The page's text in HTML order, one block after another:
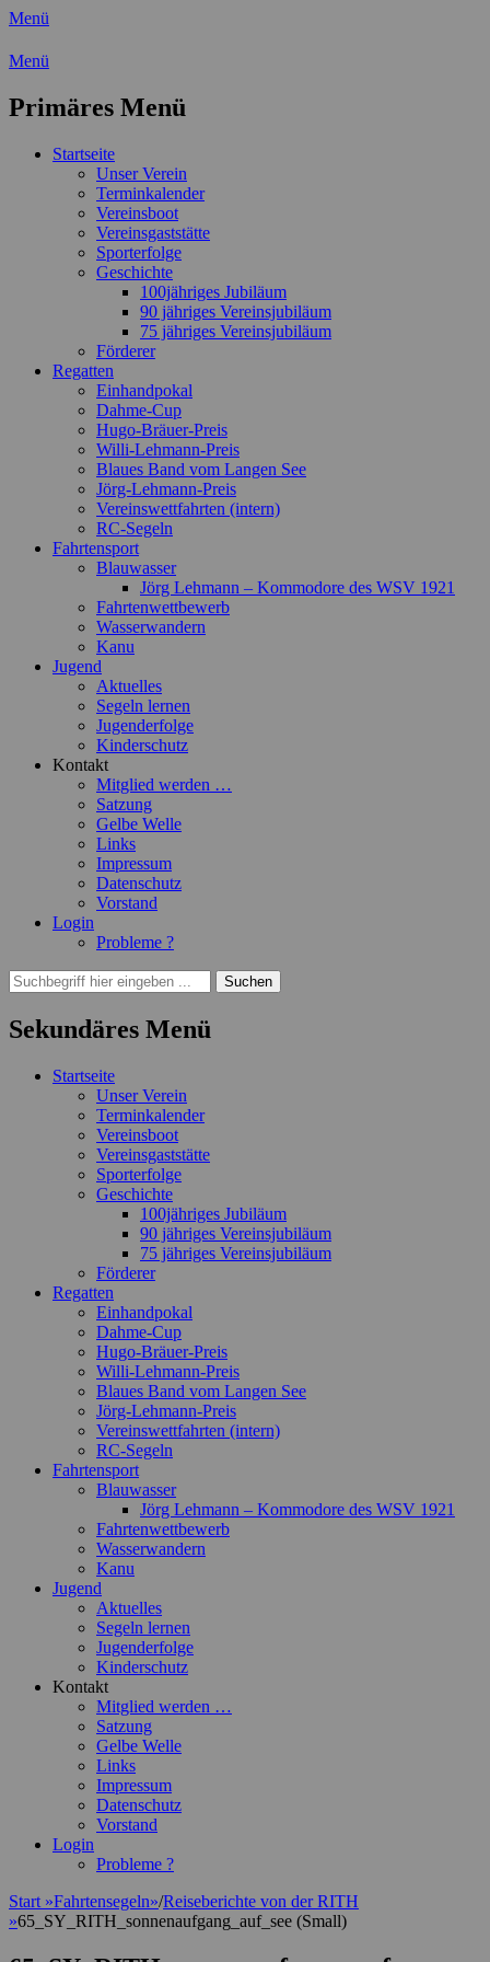
Menü
Wassersport-Verein 1921 e.V.
Freizeit mit der ganzen Familie
Menü
Primäres Menü
Zum
Startseite
Unser Verein
Terminkalender
Vereinsboot
Vereinsgaststätte
Sporterfolge
Geschichte
100jähriges Jubiläum
90 jähriges Vereinsjubiläum
75 jähriges Vereinsjubiläum
Förderer
Regatten
Einhandpokal
Dahme-Cup
Hugo-Bräuer-Preis
Willi-Lehmann-Preis
Blaues Band vom Langen See
Jörg-Lehmann-Preis
Vereinswettfahrten (intern)
RC-Segeln
Fahrtensport
Blauwasser
Jörg Lehmann – Kommodore des WSV 1921
Fahrtenwettbewerb
Wasserwandern
Kanu
Jugend
Aktuelles
Segeln lernen
Jugenderfolge
Kinderschutz
Kontakt
Mitglied werden …
Satzung
Gelbe Welle
Links
Impressum
Datenschutz
Vorstand
Login
Probleme ?
Suchen
Suchen
nach:
Sekundäres Menü
Zum
Startseite
Unser Verein
Terminkalender
Vereinsboot
Vereinsgaststätte
Sporterfolge
Geschichte
100jähriges Jubiläum
90 jähriges Vereinsjubiläum
75 jähriges Vereinsjubiläum
Förderer
Regatten
Einhandpokal
Dahme-Cup
Hugo-Bräuer-Preis
Willi-Lehmann-Preis
Blaues Band vom Langen See
Jörg-Lehmann-Preis
Vereinswettfahrten (intern)
RC-Segeln
Fahrtensport
Blauwasser
Jörg Lehmann – Kommodore des WSV 1921
Fahrtenwettbewerb
Wasserwandern
Kanu
Jugend
Aktuelles
Segeln lernen
Jugenderfolge
Kinderschutz
Kontakt
Mitglied werden …
Satzung
Gelbe Welle
Links
Impressum
Datenschutz
Vorstand
Login
Probleme ?
Start »Fahrtensegeln»/Reiseberichte von der RITH
»65_SY_RITH_sonnenaufgang_auf_see (Small)